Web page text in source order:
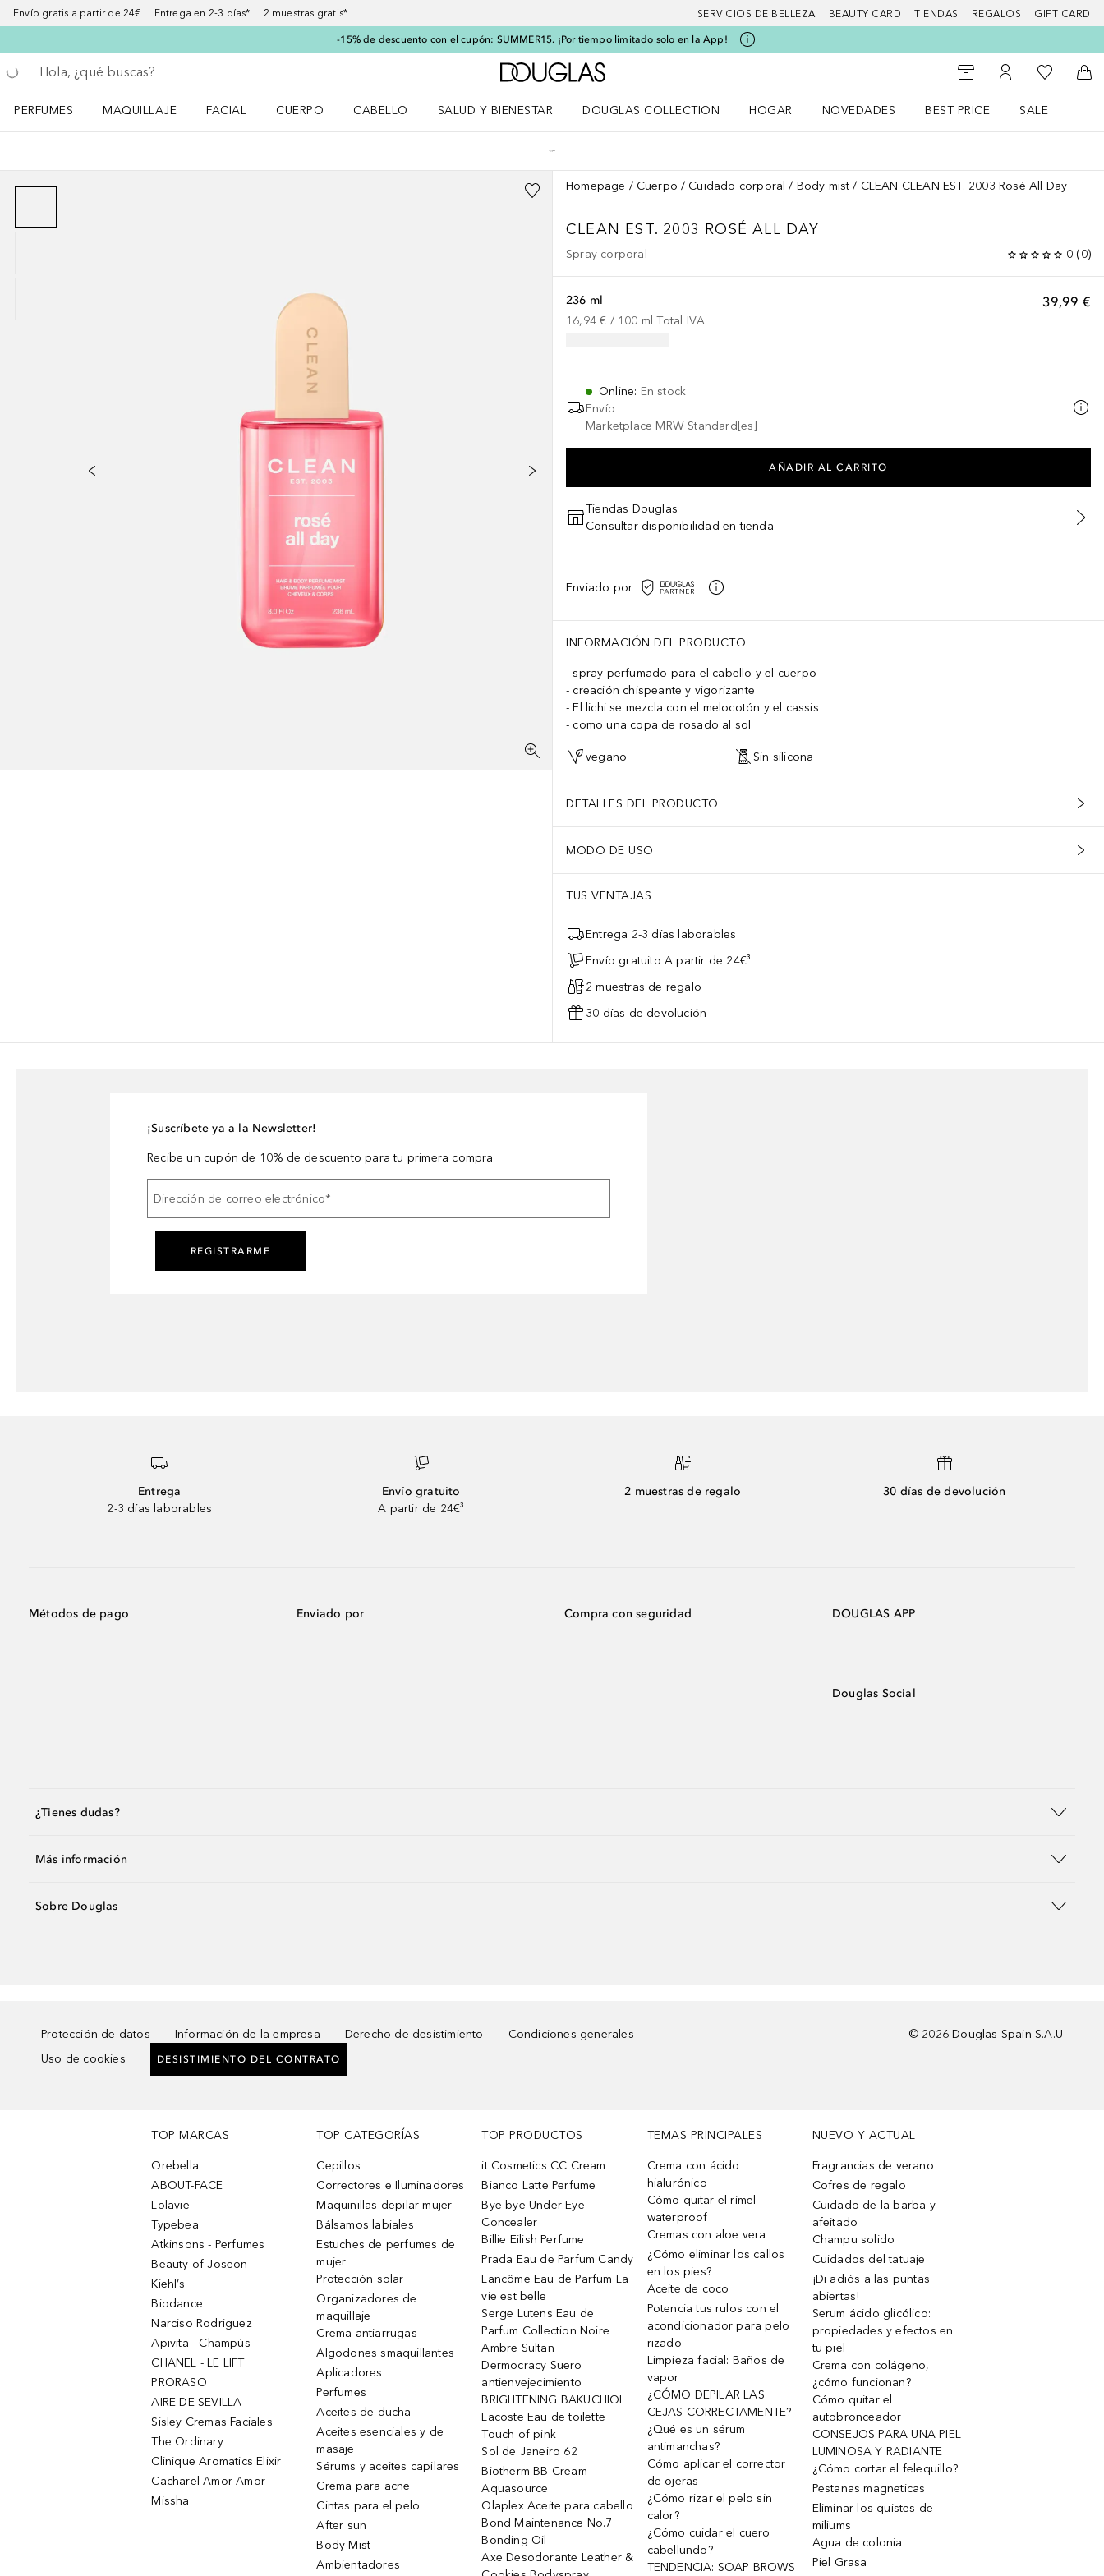
Envío gratis a partir de 24€ Entrega en 2-3 días* 2 muestras gratis* SERVICIOS DE BELLEZA BEAUTY CARD TIENDAS REGALOS GIFT CARD
-15% de descuento con el cupón: SUMMER15. ¡Por tiempo limitado solo en la App!
Regresar
Ejecutar búsqueda
A Douglas Home
Al Storefinder
Mi cuenta
Mi lista de
A
PERFUMES
MAQUILLAJE
FACIAL
CUERPO
CABELLO
SALUD Y BIENESTAR
DOUGLAS COLLECTION
HOGAR
NOVEDADES
BEST PRICE
SALE
Homepage Cuerpo Cuidado corporal Body mist CLEAN CLEAN EST. 2003 Rosé All Day
CLEAN EST. 2003 ROSÉ ALL DAY
Spray corporal 0 (0)
39,99 €
236 ml
16,94 € / 100 ml Total IVA
Online: En stock
Envío
Marketplace MRW Standard[es]
AÑADIR AL CARRITO
Tiendas Douglas
Consultar disponibilidad en tienda
Enviado por
INFORMACIÓN DEL PRODUCTO
spray perfumado para el cabello y el cuerpo
creación chispeante y vigorizante
El lichi se mezcla con el melocotón y el cassis
como una copa de rosado al sol
vegano Sin silicona
DETALLES DEL PRODUCTO
MODO DE USO
TUS VENTAJAS
Entrega 2-3 días laborables
Envío gratuito A partir de 24€³
2 muestras de regalo
30 días de devolución
¡Suscríbete ya a la Newsletter!
Recibe un cupón de 10% de descuento para tu primera compra
Dirección de correo electrónico*
REGISTRARME
Entrega
2-3 días laborables
Envío gratuito
A partir de 24€³
2 muestras de regalo 30 días de devolución
Métodos de pago Enviado por Compra con seguridad DOUGLAS APP
Douglas Social
¿Tienes dudas?
Más información
Sobre Douglas
Protección de datos Información de la empresa Derecho de desistimiento
Condiciones generales
Uso de cookies
DESISTIMIENTO DEL CONTRATO
© 2026 Douglas Spain S.A.U
TOP MARCAS
Orebella
ABOUT-FACE
Lolavie
Typebea
Atkinsons - Perfumes
Beauty of Joseon
Kiehl’s
Biodance
Narciso Rodriguez
Apivita - Champús
CHANEL - LE LIFT
PRORASO
AIRE DE SEVILLA
Sisley Cremas Faciales
The Ordinary
Clinique Aromatics Elixir
Cacharel Amor Amor
Missha
TOP CATEGORÍAS
Cepillos
Correctores e Iluminadores
Maquinillas depilar mujer
Bálsamos labiales
Estuches de perfumes de
mujer
Protección solar
Organizadores de
maquillaje
Crema antiarrugas
Algodones smaquillantes
Aplicadores
Perfumes
Aceites de ducha
Aceites esenciales y de
masaje
Sérums y aceites capilares
Crema para acne
Cintas para el pelo
After sun
Body Mist
Ambientadores
TOP PRODUCTOS
it Cosmetics CC Cream
Bianco Latte Perfume
Bye bye Under Eye
Concealer
Billie Eilish Perfume
Prada Eau de Parfum Candy
Lancôme Eau de Parfum La
vie est belle
Serge Lutens Eau de
Parfum Collection Noire
Ambre Sultan
Dermocracy Suero
antienvejecimiento
BRIGHTENING BAKUCHIOL
Lacoste Eau de toilette
Touch of pink
Sol de Janeiro 62
Biotherm BB Cream
Aquasource
Olaplex Aceite para cabello
Bond Maintenance No.7
Bonding Oil
Axe Desodorante Leather &
TEMAS PRINCIPALES
Crema con ácido
hialurónico
Cómo quitar el rímel
waterproof
Cremas con aloe vera
¿Cómo eliminar los callos
en los pies?
Aceite de coco
Potencia tus rulos con el
acondicionador para pelo
rizado
Limpieza facial: Baños de
vapor
¿CÓMO DEPILAR LAS
CEJAS CORRECTAMENTE?
¿Qué es un sérum
antimanchas?
Cómo aplicar el corrector
de ojeras
¿Cómo rizar el pelo sin
calor?
¿Cómo cuidar el cuero
cabellundo?
TENDENCIA: SOAP BROWS
NUEVO Y ACTUAL
Fragrancias de verano
Cofres de regalo
Cuidado de la barba y
afeitado
Champu solido
Cuidados del tatuaje
¡Di adiós a las puntas
abiertas!
Serum ácido glicólico:
propiedades y efectos en
tu piel
Crema con colágeno,
¿cómo funcionan?
Cómo quitar el
autobronceador
CONSEJOS PARA UNA PIEL
LUMINOSA Y RADIANTE
¿Cómo cortar el felequillo?
Pestanas magneticas
Eliminar los quistes de
miliums
Agua de colonia
Piel Grasa